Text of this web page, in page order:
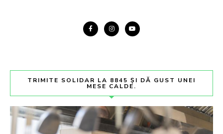
TRIMITE SOLIDAR LA 8845 ȘI DĂ GUST UNEI
MESE CALDE.